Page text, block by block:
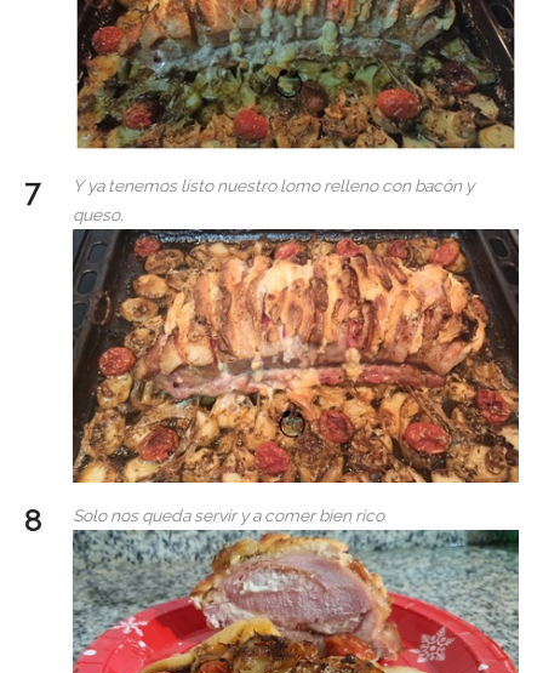
Y ya tenemos listo nuestro lomo relleno con bacón y
queso.
Solo nos queda servir y a comer bien rico